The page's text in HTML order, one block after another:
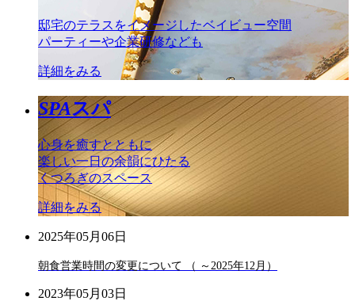
邸宅のテラスをイメージしたベイビュー空間
パーティーや企業研修なども
詳細をみる
SPAスパ
心身を癒すとともに
楽しい一日の余韻にひたる
くつろぎのスペース
詳細をみる
2025年05月06日
朝食営業時間の変更について （ ～2025年12月）
2023年05月03日